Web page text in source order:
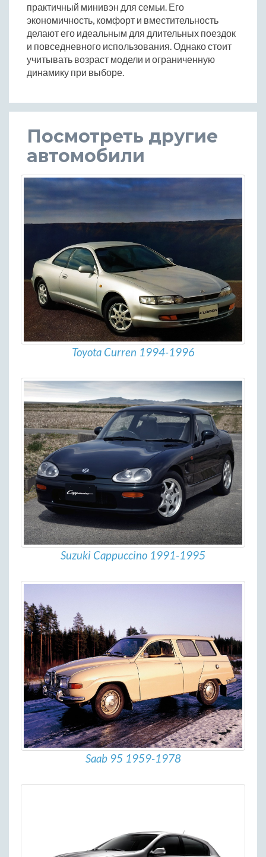
практичный минивэн для семьи. Его
экономичность, комфорт и вместительность
делают его идеальным для длительных поездок
и повседневного использования. Однако стоит
учитывать возраст модели и ограниченную
динамику при выборе.
Посмотреть другие
автомобили
Toyota Curren 1994-1996
Suzuki Cappuccino 1991-1995
Saab 95 1959-1978